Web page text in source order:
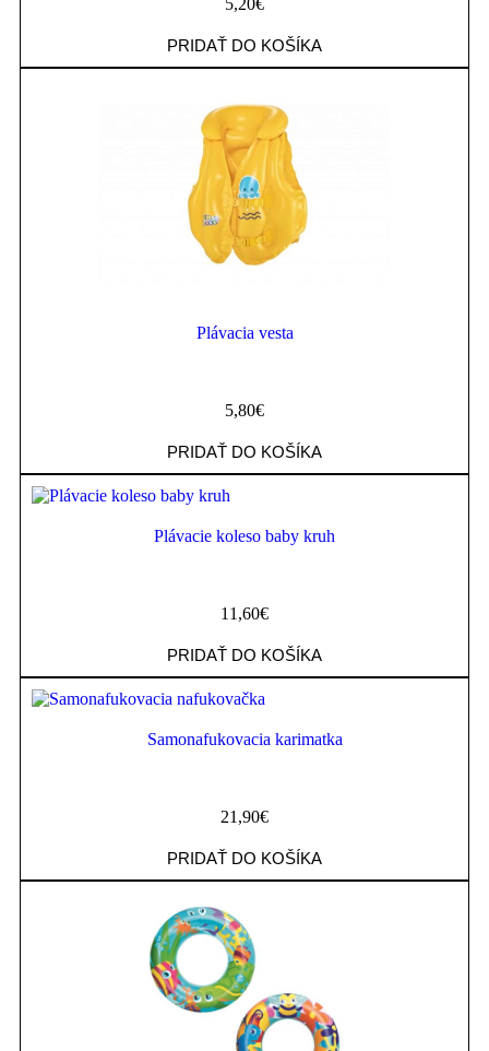
PRIDAŤ DO KOŠÍKA
Plávacia vesta
5,80€
PRIDAŤ DO KOŠÍKA
Plávacie koleso baby kruh
11,60€
PRIDAŤ DO KOŠÍKA
Samonafukovacia karimatka
21,90€
PRIDAŤ DO KOŠÍKA